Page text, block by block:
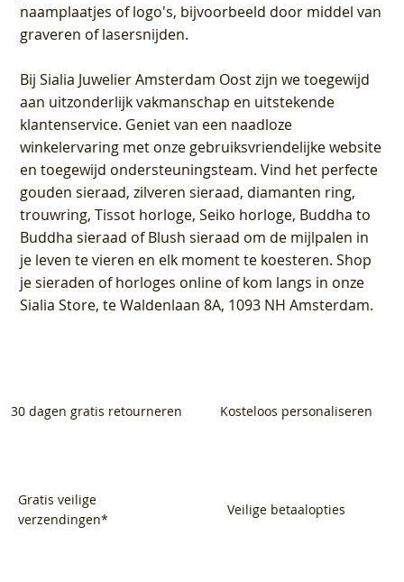
naamplaatjes of logo's, bijvoorbeeld door middel van
graveren of lasersnijden.
BijSialia Juwelier Amsterdam Oostzijn we toegewijd
aan uitzonderlijk vakmanschap en uitstekende
klantenservice. Geniet van een naadloze
winkelervaring met onze gebruiksvriendelijke website
en toegewijd ondersteuningsteam. Vind het perfecte
gouden sieraad, zilveren sieraad, diamanten ring,
trouwring, Tissot horloge, Seiko horloge, Buddha to
Buddha sieraad of Blush sieraad om de mijlpalen in
je leven te vieren en elk moment te koesteren. Shop
je sieraden of horloges online of kom langs in onze
Sialia Store, te Waldenlaan 8A, 1093 NH Amsterdam.
30 dagen gratis retourneren Kosteloos personaliseren
Gratis veilige
verzendingen*
Veilige betaalopties